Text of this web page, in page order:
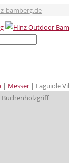
bamberg.de
| Messer | Laguiole
Buchenholzgriff